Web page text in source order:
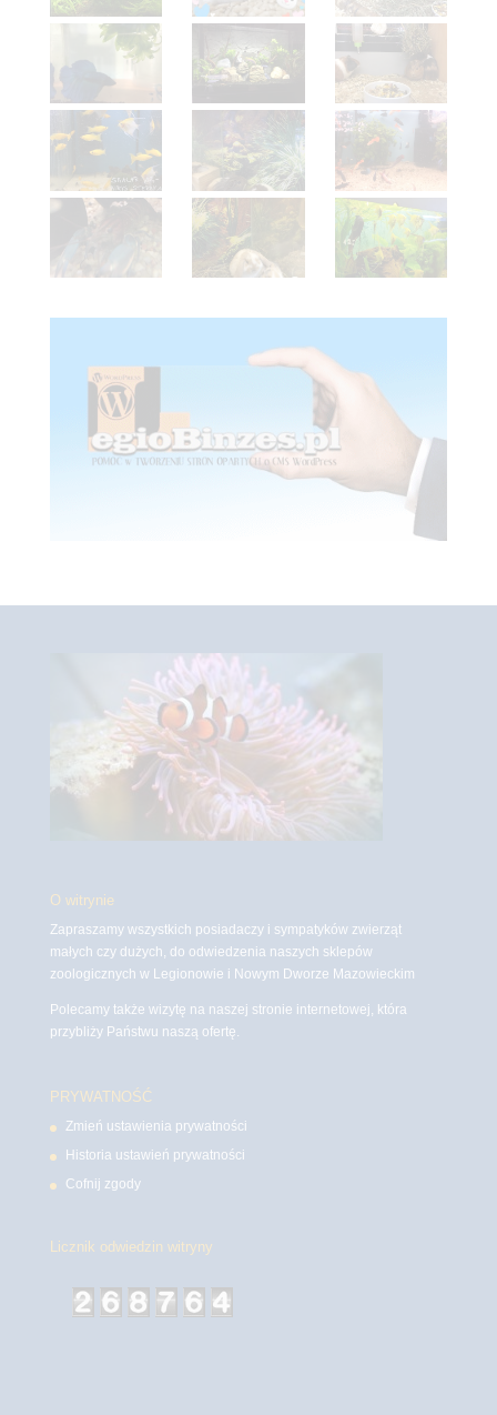
O witrynie
Zapraszamy wszystkich posiadaczy i sympatyków zwierząt
małych czy dużych, do odwiedzenia naszych sklepów
zoologicznych w Legionowie i Nowym Dworze Mazowieckim
Polecamy także wizytę na naszej stronie internetowej, która
przybliży Państwu naszą ofertę.
PRYWATNOŚĆ
Zmień ustawienia prywatności
Historia ustawień prywatności
Cofnij zgody
Licznik odwiedzin witryny